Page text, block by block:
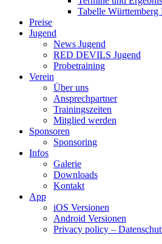
Tabelle Württemberg
Preise
Jugend
News Jugend
RED DEVILS Jugend
Probetraining
Verein
Über uns
Ansprechpartner
Trainingszeiten
Mitglied werden
Sponsoren
Sponsoring
Infos
Galerie
Downloads
Kontakt
App
iOS Versionen
Android Versionen
Privacy policy –